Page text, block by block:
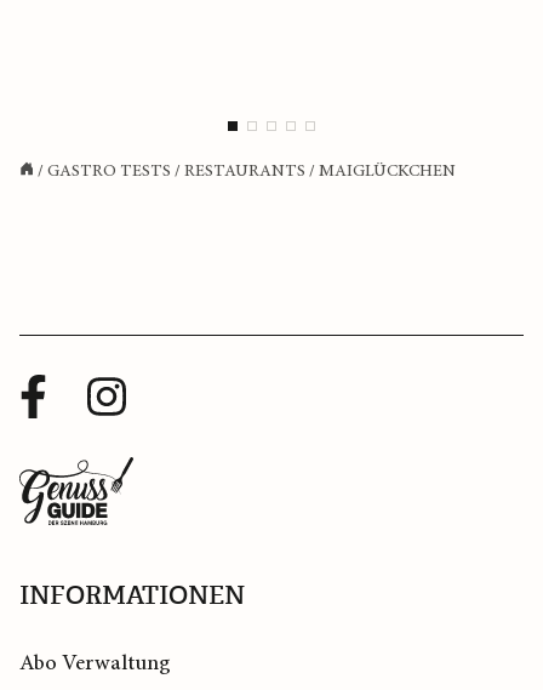
/ GASTRO TESTS / RESTAURANTS / MAIGLÜCKCHEN
Facebook
Profil
Instagram
Zurück
zur
INFORMATIONEN
Abo Verwaltung